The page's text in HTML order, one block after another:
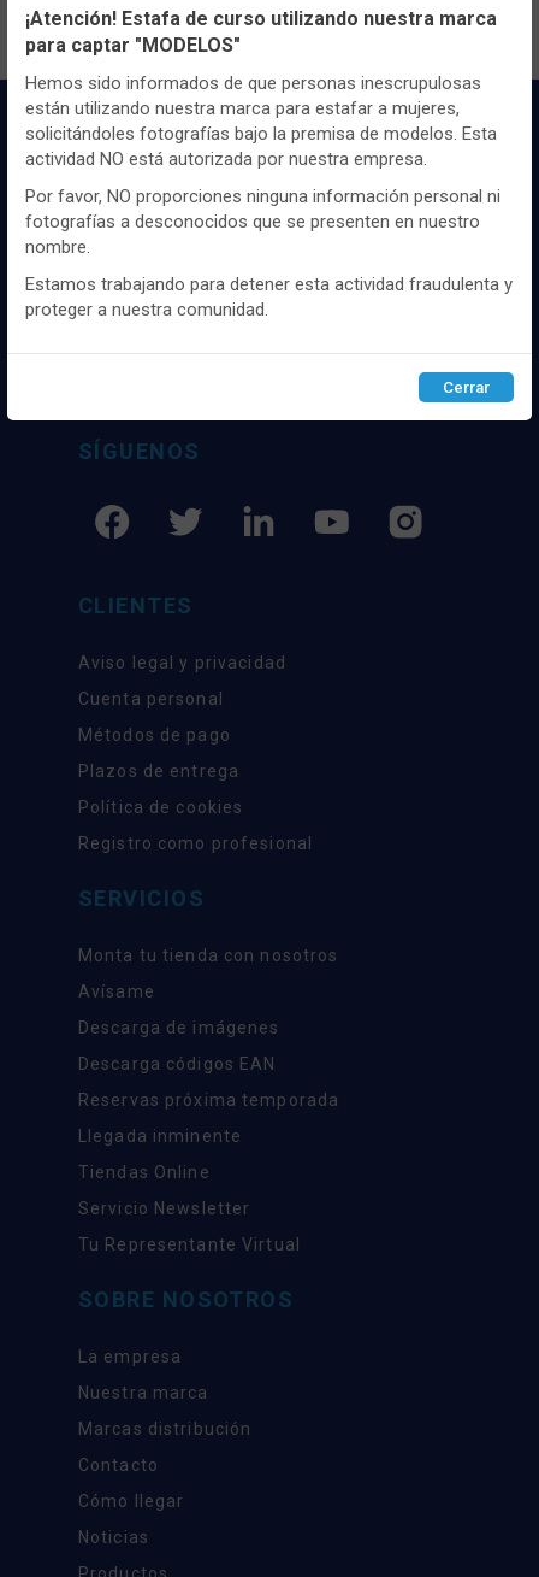
marcaas de ropa y complementos del
mercado, marcas tanto nacionales como
experiencia como proveedor de los mejores
SÍGUENOS
CLIENTES
Aviso legal y privacidad
Cuenta personal
Métodos de pago
Plazos de entrega
Política de cookies
Registro como profesional
SERVICIOS
Monta tu tienda con nosotros
Avísame
Descarga de imágenes
Descarga códigos EAN
Reservas próxima temporada
Llegada inminente
Tiendas Online
Servicio Newsletter
Tu Representante Virtual
SOBRE NOSOTROS
La empresa
Nuestra marca
Marcas distribución
Contacto
Cómo llegar
Noticias
Productos
Utilizamos cookies propias y de terceros, de sesión o
persistentes, para hacer funcionar de manera segura nuestra
página web y personalizar su contenido.
Igualmente, utilizamos cookies para medir y obtener datos de
la navegación que realizas y para ajustar el contenido a tus
gustos y preferencias.
Puedesconfigurary aceptar el uso de cookies a tu gusto.
Para obtener más información visita nuestra
cookies.
Configurar Rechazar ACEPTAR
¡Atención! Estafa de curso utilizando nuestra marca
para captar "MODELOS"
Hemos sido informados de que personas inescrupulosas
están utilizando nuestra marca para estafar a mujeres,
solicitándoles fotografías bajo la premisa de modelos. Esta
actividad NO está autorizada por nuestra empresa.
Por favor, NO proporciones ninguna información personal ni
fotografías a desconocidos que se presenten en nuestro
nombre.
Estamos trabajando para detener esta actividad fraudulenta y
proteger a nuestra comunidad.
Cerrar